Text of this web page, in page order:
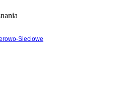
Sieciowe